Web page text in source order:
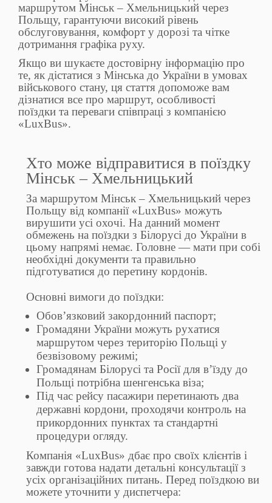
маршрутом Мінськ – Хмельницький через
Польщу, гарантуючи високий рівень
обслуговування, комфорт у дорозі та чітке
дотримання графіка руху.
Якщо ви шукаєте достовірну інформацію про
те, як дістатися з Мінська до України в умовах
військового стану, ця стаття допоможе вам
дізнатися все про маршрут, особливості
поїздки та переваги співпраці з компанією
«LuxBus».
Хто може відправитися в поїздку
Мінськ – Хмельницький
За маршрутом Мінськ – Хмельницький через
Польщу від компанії «LuxBus» можуть
вирушити усі охочі. На данний момент
обмежень на поїздки з Білорусі до України в
цьому напрямі немає. Головне — мати при собі
необхідні документи та правильно
підготуватися до перетину кордонів.
Основні вимоги до поїздки:
Обов’язковий закордонний паспорт;
Громадяни України можуть рухатися
маршрутом через територію Польщі у
безвізовому режимі;
Громадянам Білорусі та Росії для в’їзду до
Польщі потрібна шенгенська віза;
Під час рейсу пасажири перетинають два
державні кордони, проходячи контроль на
прикордонних пунктах та стандартні
процедури огляду.
Компанія «LuxBus» дбає про своїх клієнтів і
завжди готова надати детальні консультації з
усіх організаційних питань. Перед поїздкою ви
можете уточнити у диспетчера: